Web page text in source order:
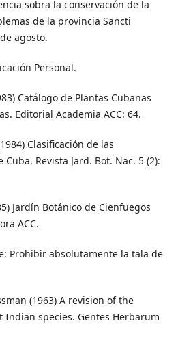
sobra la conservación de la
de la provincia Sancti
agosto.
Personal.
Catálogo de Plantas Cubanas
Editorial Academia ACC: 64.
Clasificación de las
Revista Jard. Bot. Nac. 5 (2):
Jardín Botánico de Cienfuegos
ACC.
Prohibir absolutamente la tala de
(1963) A revision of the
Indian species. Gentes Herbarum